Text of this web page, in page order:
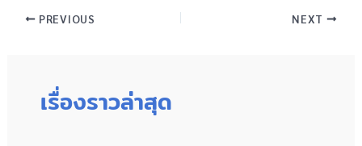
PREVIOUS NEXT
เรื่องราวล่าสุด